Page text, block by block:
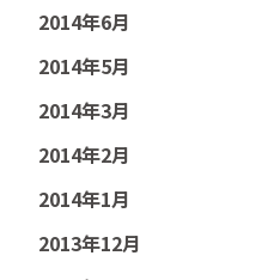
2014年6月
2014年5月
2014年3月
2014年2月
2014年1月
2013年12月